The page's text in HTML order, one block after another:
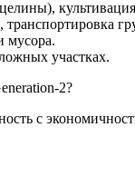
мусора.
участках.
с